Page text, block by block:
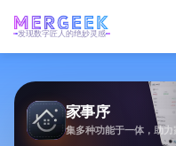
发现数字匠人的绝妙灵感
家事序